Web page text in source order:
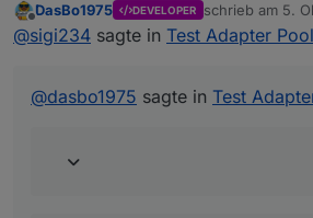
@sigi234sagte inTest
Aber Mails gehen trotzem
Offline
DasBo1975 DEVELOPER schrieb am 5.
zuletzt editiert
@sigi234 sagte in Test Adapter
@dasbo1975 sagte in Test